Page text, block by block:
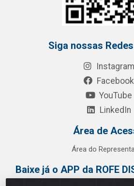
Siga nossas
Instagram
Facebook
YouTube
LinkedIn
Área de
Área do
Baixe já o APP da ROFE